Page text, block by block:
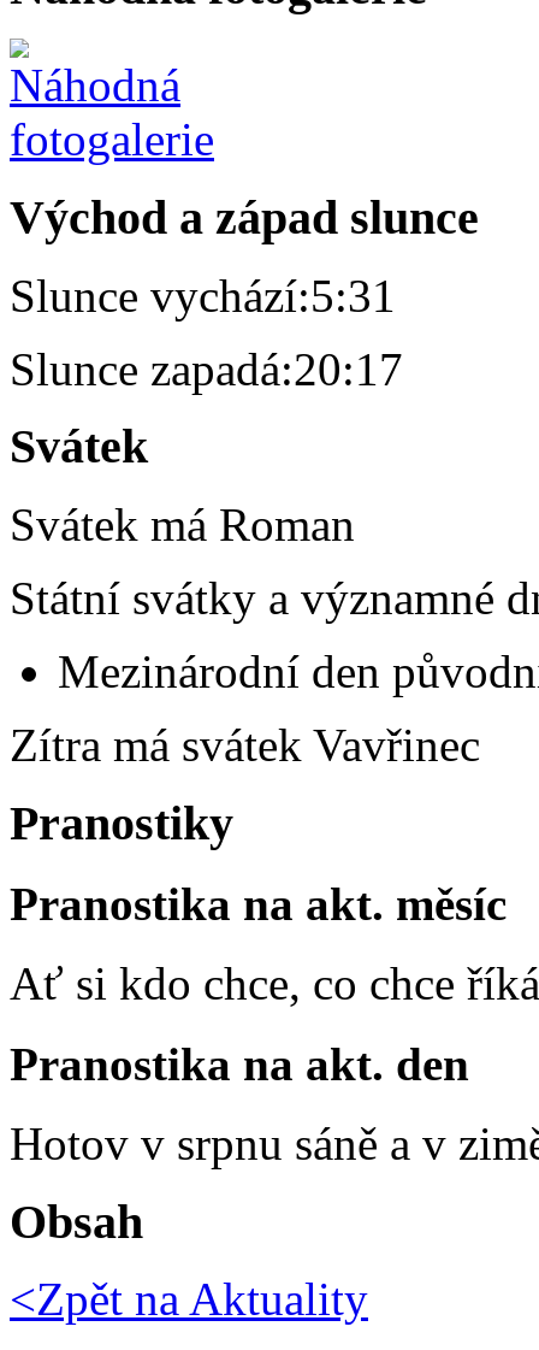
Východ a západ slunce
Slunce vychází:5:31
Slunce zapadá:20:17
Svátek
Svátek má Roman
Státní svátky a významné
Mezinárodní den
Zítra má svátek Vavřinec
Pranostiky
Pranostika na akt. měsíc
Ať si kdo chce, co chce
Pranostika na akt. den
Hotov v srpnu sáně a v
Obsah
<Zpět na Aktuality